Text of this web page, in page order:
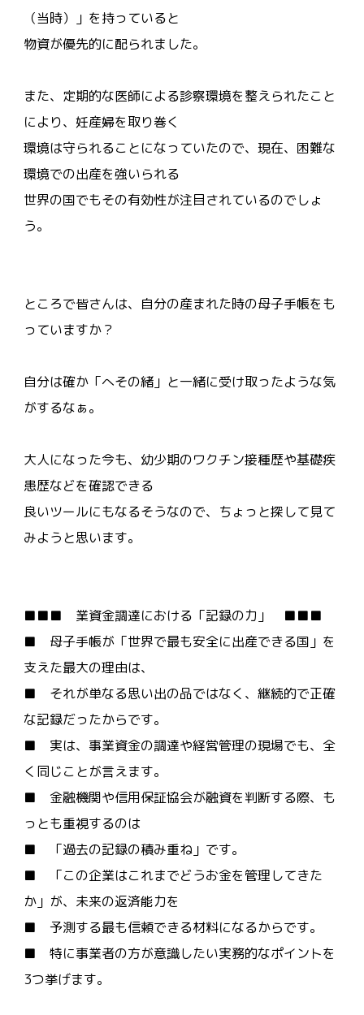
（当時）」を持っていると
物資が優先的に配られました。
また、定期的な医師による診察環境を整えられたこと
により、妊産婦を取り巻く
環境は守られることになっていたので、現在、困難な
環境での出産を強いられる
世界の国でもその有効性が注目されているのでしょ
う。
ところで皆さんは、自分の産まれた時の母子手帳をも
っていますか？
自分は確か「へその緒」と一緒に受け取ったような気
がするなぁ。
大人になった今も、幼少期のワクチン接種歴や基礎疾
患歴などを確認できる
良いツールにもなるそうなので、ちょっと探して見て
みようと思います。
■■■ 業資金調達における「記録の力」 ■■■
■ 母子手帳が「世界で最も安全に出産できる国」を
支えた最大の理由は、
■ それが単なる思い出の品ではなく、継続的で正確
な記録だったからです。
■ 実は、事業資金の調達や経営管理の現場でも、全
く同じことが言えます。
■ 金融機関や信用保証協会が融資を判断する際、も
っとも重視するのは
■ 「過去の記録の積み重ね」です。
■ 「この企業はこれまでどうお金を管理してきた
か」が、未来の返済能力を
■ 予測する最も信頼できる材料になるからです。
■ 特に事業者の方が意識したい実務的なポイントを
3つ挙げます。